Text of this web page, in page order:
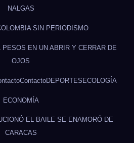
NALGAS
SIN PERIODISMO
EN UN ABRIR Y CERRAR DE
OJOS
ContactoDEPORTES ECOLOGÍA
ECONOMÍA
EL BAILE SE ENAMORÓ DE
CARACAS